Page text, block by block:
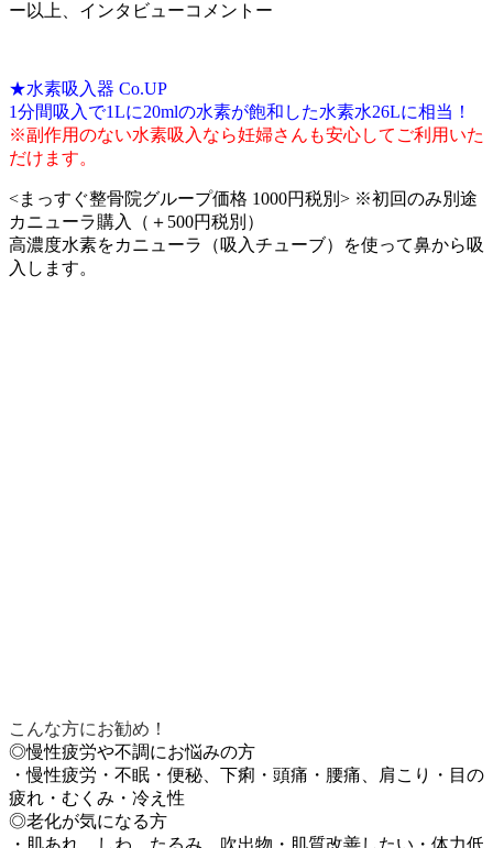
ー以上、インタビューコメントー
★水素吸入器 Co.UP
1分間吸入で1Lに20mlの水素が飽和した水素水26Lに相当！
※副作用のない水素吸入なら妊婦さんも安心してご利用いた
だけます。
<まっすぐ整骨院グループ価格 1000円税別> ※初回のみ別途
カニューラ購入（＋500円税別）
高濃度水素をカニューラ（吸入チューブ）を使って鼻から吸
入します。
こんな方にお勧め！
◎慢性疲労や不調にお悩みの方
・慢性疲労・不眠・便秘、下痢・頭痛・腰痛、肩こり・目の
疲れ・むくみ・冷え性
◎老化が気になる方